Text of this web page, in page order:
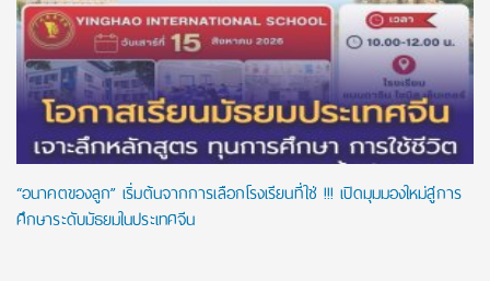
“อนาคตของลูก” เริ่มต้นจากการเลือกโรงเรียนที่ใช่ !!! เปิดมุมมองใหม่สู่การ
ศึกษาระดับมัธยมในประเทศจีน